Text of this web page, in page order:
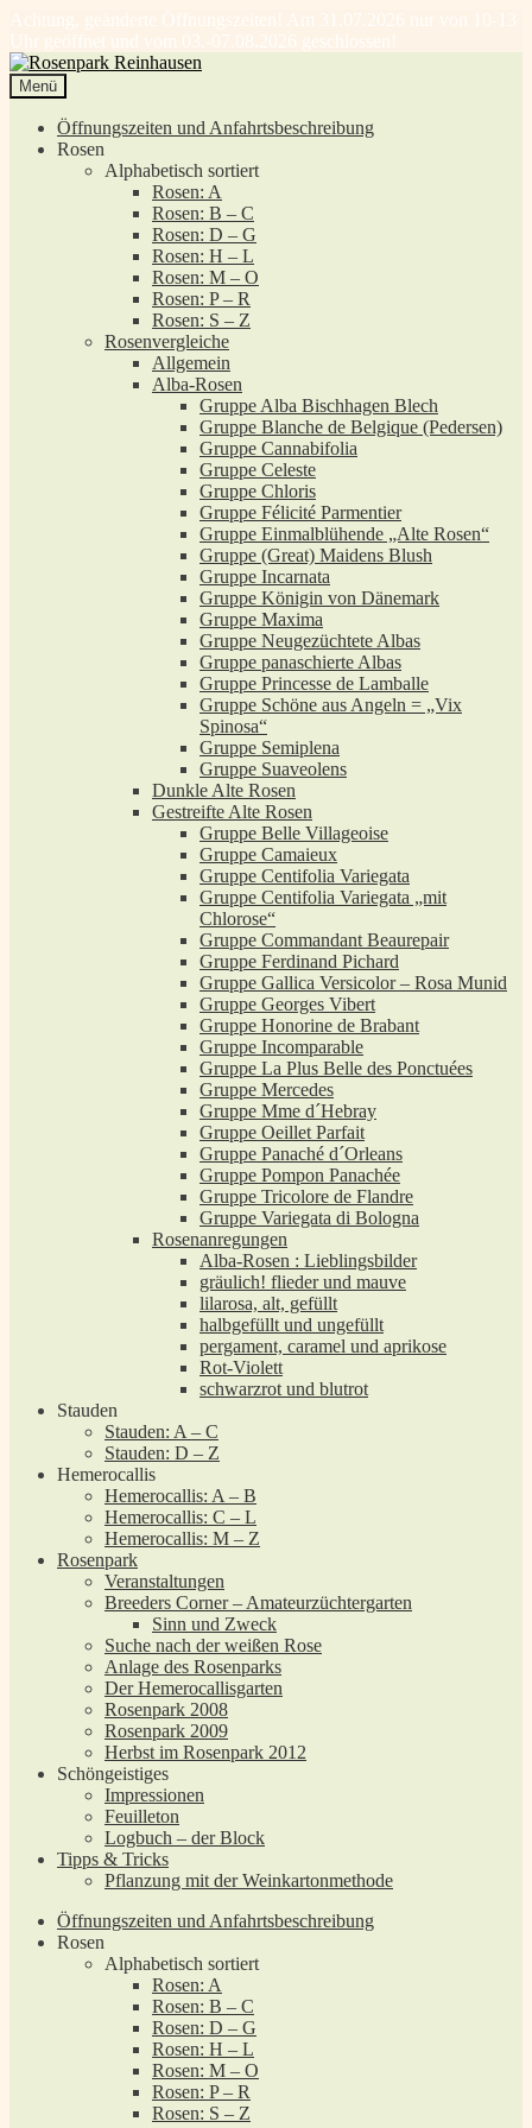
Achtung, geänderte Öffnungszeiten! Am 31.07.2026 nur von 10-13
Uhr geöffnet und vom 03.-07.08.2026 geschlossen!
Zur
Navigation
springen
Zum
Inhalt
springen
Menü
Öffnungszeiten und Anfahrtsbeschreibung
Rosen
Alphabetisch sortiert
Rosen: A
Rosen: B – C
Rosen: D – G
Rosen: H – L
Rosen: M – O
Rosen: P – R
Rosen: S – Z
Rosenvergleiche
Allgemein
Alba-Rosen
Gruppe Alba Bischhagen Blech
Gruppe Blanche de Belgique (Pedersen)
Gruppe Cannabifolia
Gruppe Celeste
Gruppe Chloris
Gruppe Félicité Parmentier
Gruppe Einmalblühende „Alte Rosen“
Gruppe (Great) Maidens Blush
Gruppe Incarnata
Gruppe Königin von Dänemark
Gruppe Maxima
Gruppe Neugezüchtete Albas
Gruppe panaschierte Albas
Gruppe Princesse de Lamballe
Gruppe Schöne aus Angeln = „Vix
Spinosa“
Gruppe Semiplena
Gruppe Suaveolens
Dunkle Alte Rosen
Gestreifte Alte Rosen
Gruppe Belle Villageoise
Gruppe Camaieux
Gruppe Centifolia Variegata
Gruppe Centifolia Variegata „mit
Chlorose“
Gruppe Commandant Beaurepair
Gruppe Ferdinand Pichard
Gruppe Gallica Versicolor – Rosa Munid
Gruppe Georges Vibert
Gruppe Honorine de Brabant
Gruppe Incomparable
Gruppe La Plus Belle des Ponctuées
Gruppe Mercedes
Gruppe Mme d´Hebray
Gruppe Oeillet Parfait
Gruppe Panaché d´Orleans
Gruppe Pompon Panachée
Gruppe Tricolore de Flandre
Gruppe Variegata di Bologna
Rosenanregungen
Alba-Rosen : Lieblingsbilder
gräulich! flieder und mauve
lilarosa, alt, gefüllt
halbgefüllt und ungefüllt
pergament, caramel und aprikose
Rot-Violett
schwarzrot und blutrot
Stauden
Stauden: A – C
Stauden: D – Z
Hemerocallis
Hemerocallis: A – B
Hemerocallis: C – L
Hemerocallis: M – Z
Rosenpark
Veranstaltungen
Breeders Corner – Amateurzüchtergarten
Sinn und Zweck
Suche nach der weißen Rose
Anlage des Rosenparks
Der Hemerocallisgarten
Rosenpark 2008
Rosenpark 2009
Herbst im Rosenpark 2012
Schöngeistiges
Impressionen
Feuilleton
Logbuch – der Block
Tipps & Tricks
Pflanzung mit der Weinkartonmethode
Öffnungszeiten und Anfahrtsbeschreibung
Rosen
Alphabetisch sortiert
Rosen: A
Rosen: B – C
Rosen: D – G
Rosen: H – L
Rosen: M – O
Rosen: P – R
Rosen: S – Z